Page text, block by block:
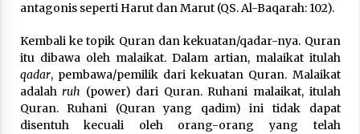
antagonis seperti Harut dan Marut (QS. Al-Baqarah: 102).
Kembali ke topik Quran dan kekuatan/qadar-nya. Quran
itu dibawa oleh malaikat. Dalam artian, malaikat itulah
qadar, pembawa/pemilik dari kekuatan Quran. Malaikat
adalahruh (power) dari Quran. Ruhani malaikat, itulah
Quran. Ruhani (Quran yang qadim) ini tidak dapat
disentuh kecuali oleh orang-orang yang telah